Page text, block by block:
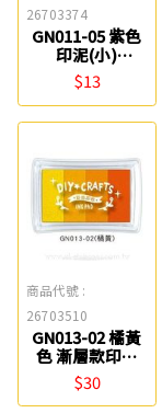
26703374
GN011-05 紫色
印泥(小)
SEASON
$13
商品代號 :
26703510
GN013-02 橘黃
色 漸層款印泥
(混) SEASON
$30